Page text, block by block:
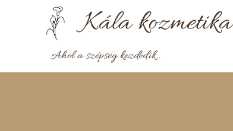
Kálakozmetika
Ahol a szépség kezdődik..